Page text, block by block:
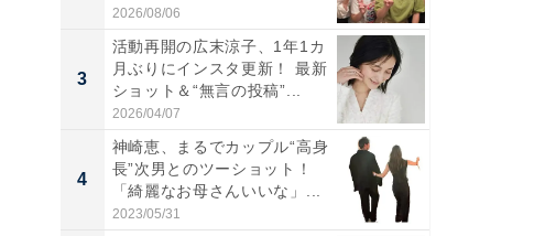
ん...
2026/08/06
3
活動再開の広末涼子、1年1カ
月ぶりにインスタ更新！ 最新
ショット＆“無言の投稿”...
2026/04/07
4
神崎恵、まるでカップル“高身
長”次男とのツーショット！
「綺麗なお母さんいいな」...
2023/05/31